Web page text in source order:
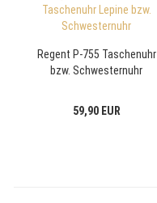
Regent P-755 Taschenuhr
bzw. Schwesternuhr
59,90 EUR